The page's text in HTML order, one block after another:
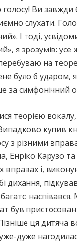
голосу! Ви
слухати.
І тоді,
я зрозумів: усе
на
було б
за симфонічний
теорією
Випадково купив
з різними
Енріко Карузо та
вправах і,
дихання,
наспівався.
був
ця дитяча
дуже